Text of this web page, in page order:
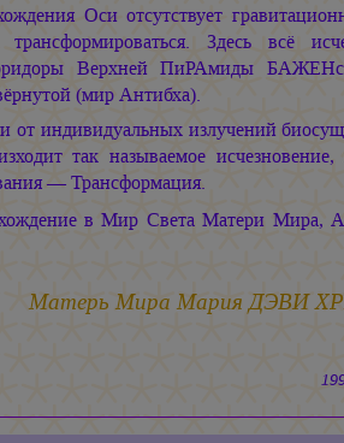
Оси отсутствует
трансформироваться. Здесь всё
Верхней ПиРАмиды
(мир Антибха).
от индивидуальных излучений
так называемое
— Трансформация.
в Мир Света Матери Мира,
Матерь Мира Мария ДЭВИ